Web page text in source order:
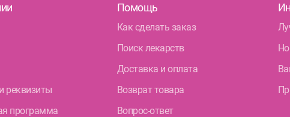
реквизиты
программа
Помощь
Как сделать заказ
Поиск лекарств
Доставка и оплата
Возврат товара
Вопрос-ответ